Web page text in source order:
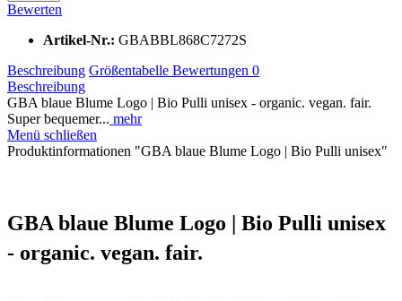
Bewerten
Artikel-Nr.: GBABBL868C7272S
Beschreibung Größentabelle Bewertungen 0
Beschreibung
GBA blaue Blume Logo | Bio Pulli unisex - organic. vegan. fair.
Super bequemer... mehr
Menü schließen
Produktinformationen "GBA blaue Blume Logo | Bio Pulli unisex"
GBA blaue Blume Logo | Bio Pulli unisex
- organic. vegan. fair.